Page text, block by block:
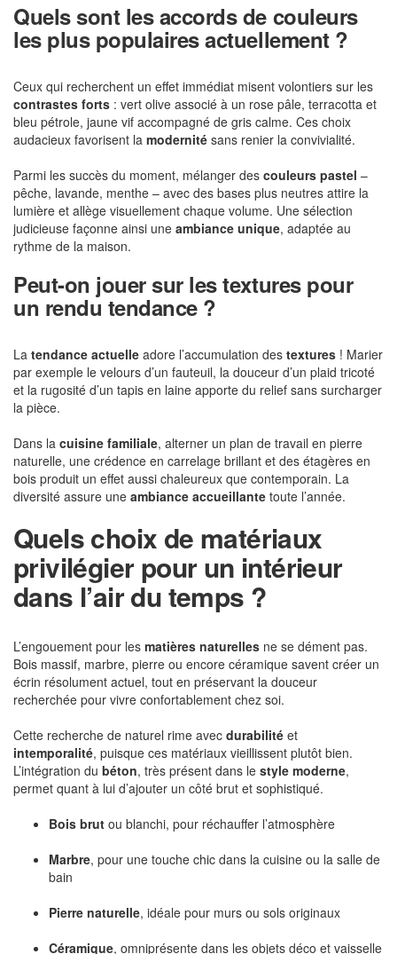
Quels sont les accords de couleurs
les plus populaires actuellement ?
Ceux qui recherchent un effet immédiat misent volontiers sur les
contrastes forts : vert olive associé à un rose pâle, terracotta et
bleu pétrole, jaune vif accompagné de gris calme. Ces choix
audacieux favorisent la modernité sans renier la convivialité.
Parmi les succès du moment, mélanger des couleurs pastel –
pêche, lavande, menthe – avec des bases plus neutres attire la
lumière et allège visuellement chaque volume. Une sélection
judicieuse façonne ainsi une ambiance unique, adaptée au
rythme de la maison.
Peut-on jouer sur les textures pour
un rendu tendance ?
La tendance actuelle adore l’accumulation des textures ! Marier
par exemple le velours d’un fauteuil, la douceur d’un plaid tricoté
et la rugosité d’un tapis en laine apporte du relief sans surcharger
la pièce.
Dans la cuisine familiale, alterner un plan de travail en pierre
naturelle, une crédence en carrelage brillant et des étagères en
bois produit un effet aussi chaleureux que contemporain. La
diversité assure une ambiance accueillante toute l’année.
Quels choix de matériaux
privilégier pour un intérieur
dans l’air du temps ?
L’engouement pour les matières naturelles ne se dément pas.
Bois massif, marbre, pierre ou encore céramique savent créer un
écrin résolument actuel, tout en préservant la douceur
recherchée pour vivre confortablement chez soi.
Cette recherche de naturel rime avec durabilité et
intemporalité, puisque ces matériaux vieillissent plutôt bien.
L’intégration du béton, très présent dans le style moderne,
permet quant à lui d’ajouter un côté brut et sophistiqué.
Bois brut ou blanchi, pour réchauffer l’atmosphère
Marbre, pour une touche chic dans la cuisine ou la salle de
bain
Pierre naturelle, idéale pour murs ou sols originaux
Céramique, omniprésente dans les objets déco et vaisselle